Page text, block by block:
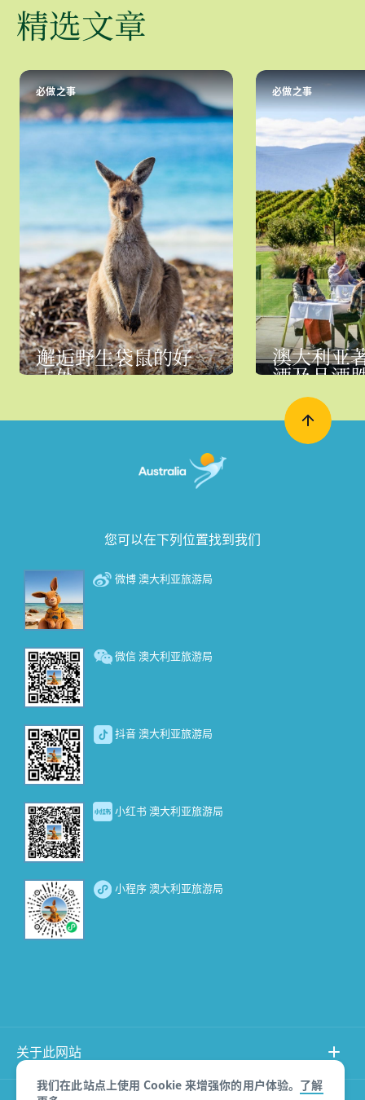
精选文章
必做之事
邂逅野生袋鼠的好
去处
必做之事
澳大利亚
酒及品酒
我们在此站点上使用 Cookie 来增强你的用户体验。 了解
您可以在下列位置找到我们
微博 澳大利亚旅游局
微信 澳大利亚旅游局
抖音 澳大利亚旅游局
小红书 澳大利亚旅游局
小程序 澳大利亚旅游局
关于此网站